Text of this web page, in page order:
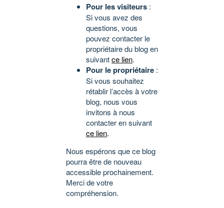
Pour les visiteurs :
Si vous avez des
questions, vous
pouvez contacter le
propriétaire du blog en
suivantce lien.
Pour le propriétaire :
Si vous souhaitez
rétablir l’accès à votre
blog, nous vous
invitons à nous
contacter en suivant
ce lien.
Nous espérons que ce blog
pourra être de nouveau
accessible prochainement.
Merci de votre
compréhension.